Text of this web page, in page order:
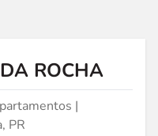
ROCHA
|
PR